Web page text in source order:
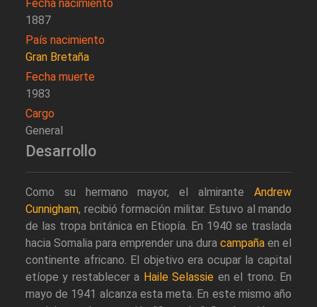
Fecha nacimiento
1887
País nacimiento
Gran Bretaña
Fecha muerte
1983
Cargo
General
Desarrollo
Como su hermano mayor, el almirante Andrew
Cunnigham, recibió formación militar. Estuvo al mando
de las tropa británica en Etiopía. En 1940 se traslada
hacia Somalia para emprender una dura campaña en el
continente africano. El objetivo era ocupar la capital
etíope y restablecer a Haile Selassie en el trono. En
mayo de 1941 alcanza esta meta. En este mismo año